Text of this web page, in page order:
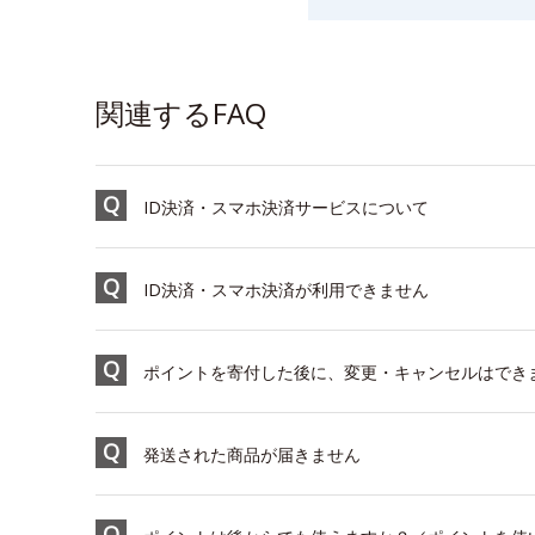
関連するFAQ
ID決済・スマホ決済サービスについて
ID決済・スマホ決済が利用できません
ポイントを寄付した後に、変更・キャンセルはでき
発送された商品が届きません